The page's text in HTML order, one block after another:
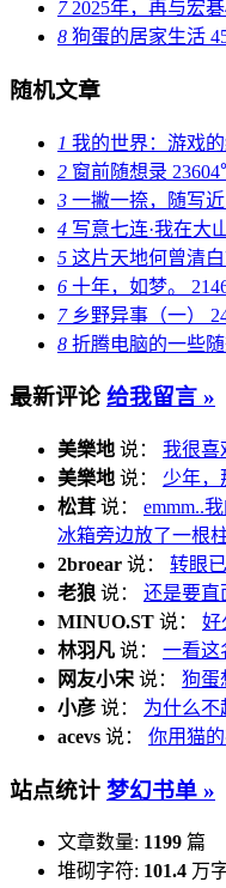
72025年，再与宏
8 狗蛋的居家生活
随机文章
1 我的世界：游戏
2 窗前随想录
3 一撇一捺，随写
4 写意七连·我在大
5 这片天地何曾清白
6 十年，如梦。
7乡野异事（一）
8 折腾电脑的一些
最新评论 给我留言 »
美樂地 说： 我很喜
美樂地 说： 少年，
松茸 说： emmm..
冰箱旁边放了一根
2broear 说： 转眼
老狼 说： 还是要直
MINUO.ST 说： 好
林羽凡 说： 一看这
网友小宋 说： 狗蛋
小彦 说： 为什么不
acevs 说： 你用猫的
站点统计 梦幻书单 »
文章数量: 1199 篇
堆砌字符: 101.4 万